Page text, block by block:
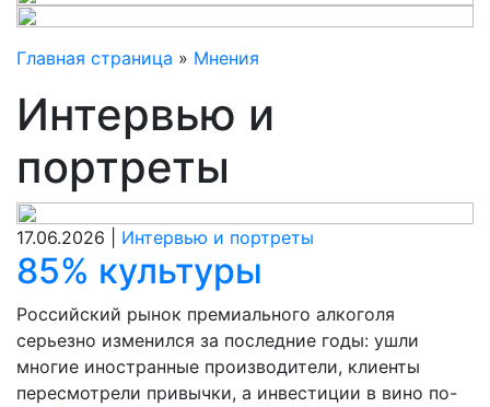
Главная страница » Мнения
Интервью и
портреты
17.06.2026 | Интервью и портреты
85% культуры
Российский рынок премиального алкоголя
серьезно изменился за последние годы: ушли
многие иностранные производители, клиенты
пересмотрели привычки, а инвестиции в вино по-